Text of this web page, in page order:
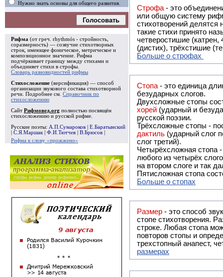
Нужно знать основы для общего развития.
Голосовать
Рифма (от греч. rhythmós - стройность,
соразмерность) — созвучие стихотворных
строк, имеющее фоническое, метрическое и
композиционное значение. Рифма
подчёркивает границу между стихами и
объединяет стихи в строфы
Словарь разновидностей рифмы
Стихосложение (версификация) — способ
организации звукового состава стихотворной
речи. Подробнее см. Справочник по
стихосложению
Сайт Рифмовед.org полностью посвящён
стихосложению и русской рифме.
Русские поэты: А.П.Сумароков
Е.Баратынский
С.Я.Маршак Ф.И.Тютчев В.Брюсов
Рифма к слову «прожжено»
Строфа - это объединение двух
или общую систему рифм, и регулярно или периодически
стихотворений делятся на строфы и т.о. являются строфическими.
такие стихи принято называть астрофическими. Самая популярная строфа в русской поэзии -
четверостишие
(дистих), трёхстишие
Больше о строфах
Стопа - это единица
безударных слогов.
Двухсложные стопы
хорей (ударный и
русской поэзии.
Трёхсложные стопы -
дактиль (ударный слог
слог третий).
Четырёхсложная стопа
любого из четырёх
на втором слоге и так
Пятисложная стопа
Больше о стопах
Размер - это способ
стопе стихотворения.
строке. Любая стопа
повторов стопы и
трехстопный анапест,
размерах